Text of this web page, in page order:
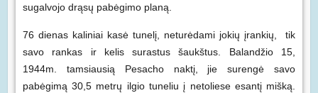
sugalvojo drąsų pabėgimo planą.
76 dienas kaliniai kasė tunelį, neturėdami jokių įrankių, tik
savo rankas ir kelis surastus šaukštus. Balandžio 15,
1944m. tamsiausią Pesacho naktį, jie surengė savo
pabėgimą 30,5 metrų ilgio tuneliu į netoliese esantį mišką.